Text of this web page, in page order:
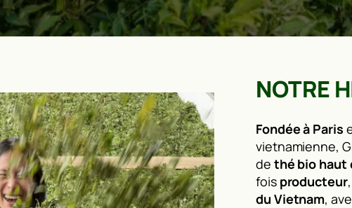
NOTRE
Fondée à Paris
vietnamienne,
de thé bio haut
fois producteur
du Vietnam,